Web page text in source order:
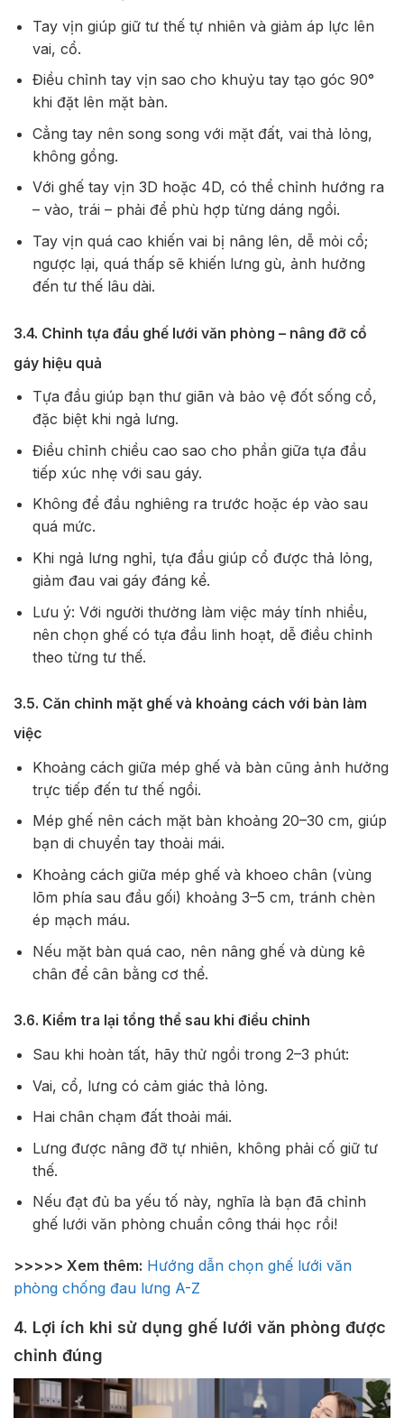
Tay vịn giúp giữ tư thế tự nhiên và giảm áp lực lên
vai, cổ.
Điều chỉnh tay vịn sao cho khuỷu tay tạo góc 90°
khi đặt lên mặt bàn.
Cẳng tay nên song song với mặt đất, vai thả lỏng,
không gồng.
Với ghế tay vịn 3D hoặc 4D, có thể chỉnh hướng ra
– vào, trái – phải để phù hợp từng dáng ngồi.
Tay vịn quá cao khiến vai bị nâng lên, dễ mỏi cổ;
ngược lại, quá thấp sẽ khiến lưng gù, ảnh hưởng
đến tư thế lâu dài.
3.4. Chỉnh tựa đầu ghế lưới văn phòng – nâng đỡ cổ
gáy hiệu quả
Tựa đầu giúp bạn thư giãn và bảo vệ đốt sống cổ,
đặc biệt khi ngả lưng.
Điều chỉnh chiều cao sao cho phần giữa tựa đầu
tiếp xúc nhẹ với sau gáy.
Không để đầu nghiêng ra trước hoặc ép vào sau
quá mức.
Khi ngả lưng nghỉ, tựa đầu giúp cổ được thả lỏng,
giảm đau vai gáy đáng kể.
Lưu ý: Với người thường làm việc máy tính nhiều,
nên chọn ghế có tựa đầu linh hoạt, dễ điều chỉnh
theo từng tư thế.
3.5. Căn chỉnh mặt ghế và khoảng cách với bàn làm
việc
Khoảng cách giữa mép ghế và bàn cũng ảnh hưởng
trực tiếp đến tư thế ngồi.
Mép ghế nên cách mặt bàn khoảng 20–30 cm, giúp
bạn di chuyển tay thoải mái.
Khoảng cách giữa mép ghế và khoeo chân (vùng
lõm phía sau đầu gối) khoảng 3–5 cm, tránh chèn
ép mạch máu.
Nếu mặt bàn quá cao, nên nâng ghế và dùng kê
chân để cân bằng cơ thể.
3.6. Kiểm tra lại tổng thể sau khi điều chỉnh
Sau khi hoàn tất, hãy thử ngồi trong 2–3 phút:
Vai, cổ, lưng có cảm giác thả lỏng.
Hai chân chạm đất thoải mái.
Lưng được nâng đỡ tự nhiên, không phải cố giữ tư
thế.
Nếu đạt đủ ba yếu tố này, nghĩa là bạn đã chỉnh
ghế lưới văn phòng chuẩn công thái học rồi!
>>>>> Xem thêm: Hướng dẫn chọn ghế lưới văn
phòng chống đau lưng A-Z
4. Lợi ích khi sử dụng ghế lưới văn phòng được
chỉnh đúng